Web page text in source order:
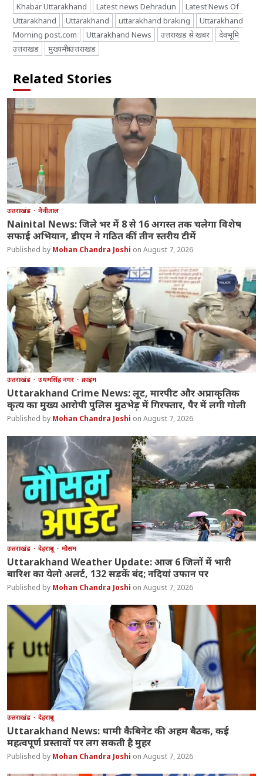
Khabar Uttarakhand
Latest news Dehradun
Latest News Of
Uttarakhand
Uttarakhand uttarakhand braking
Uttarakhand
Morning post.com
Uttarakhand News उत्तराखंड से खबर
देवभूमि
उत्तराखंड
मुख्यमंत्री उत्तराखंड
Related Stories
उत्तराखंड नैनीताल
Nainital News: जिले भर में 8 से 16 अगस्त तक चलेगा विशेष
सफाई अभियान, डीएम ने गठित कीं तीन स्तरीय टीमें
Mohan Chandra Joshi August 7, 2026
उत्तराखंड उधमसिंह नगर क्राइम
Uttarakhand Crime News: लूट, मारपीट और अप्राकृतिक
कृत्य का मुख्य आरोपी पुलिस मुठभेड़ में गिरफ्तार, पैर में लगी गोली
Mohan Chandra Joshi August 7, 2026
उत्तराखंड देहरादून मौसम
Uttarakhand Weather Update: आज 6 जिलों में भारी
बारिश का येलो अलर्ट, 132 सड़कें बंद; नदियां उफान पर
Mohan Chandra Joshi August 7, 2026
उत्तराखंड देहरादून
Uttarakhand News: धामी कैबिनेट की अहम बैठक, कई
महत्वपूर्ण प्रस्तावों पर लग सकती है मुहर
Mohan Chandra Joshi August 7, 2026